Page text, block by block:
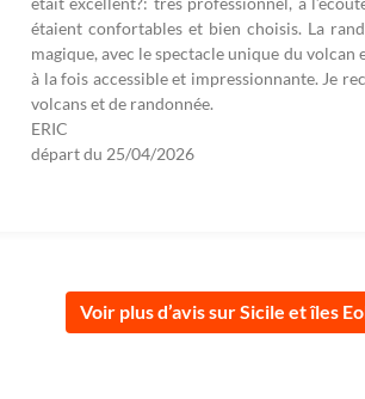
étaient confortables et bien choisis. La
magique, avec le spectacle unique du volcan
à la fois accessible et impressionnante. Je
volcans et de randonnée.
ERIC
départ du 25/04/2026
Voir plus d’avis sur Sicile et îles